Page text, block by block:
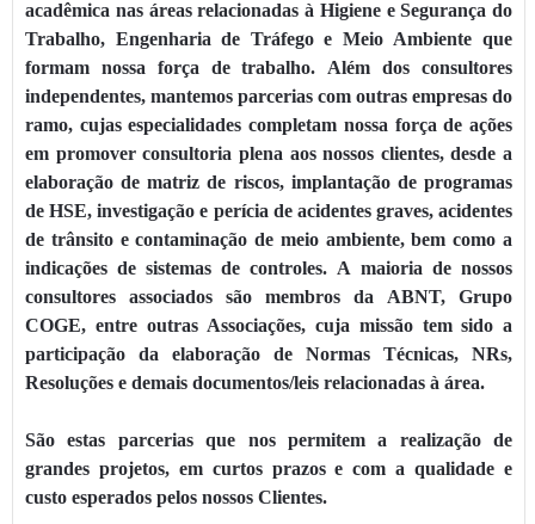
acadêmica nas áreas relacionadas à Higiene e Segurança do
Trabalho, Engenharia de Tráfego e Meio Ambiente que
formam nossa força de trabalho. Além dos consultores
independentes, mantemos parcerias com outras empresas do
ramo, cujas especialidades completam nossa força de ações
em promover consultoria plena aos nossos clientes, desde a
elaboração de matriz de riscos, implantação de programas
de HSE, investigação e perícia de acidentes graves, acidentes
de trânsito e contaminação de meio ambiente, bem como a
indicações de sistemas de controles. A maioria de nossos
consultores associados são membros da ABNT, Grupo
COGE, entre outras Associações, cuja missão tem sido a
participação da elaboração de Normas Técnicas, NRs,
Resoluções e demais documentos/leis relacionadas à área.
São estas parcerias que nos permitem a realização de
grandes projetos, em curtos prazos e com a qualidade e
custo esperados pelos nossos Clientes.